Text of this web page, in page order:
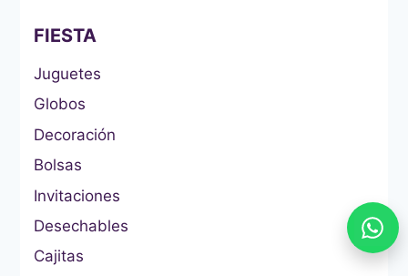
FIESTA
Juguetes
Globos
Decoración
Bolsas
Invitaciones
Desechables
Cajitas